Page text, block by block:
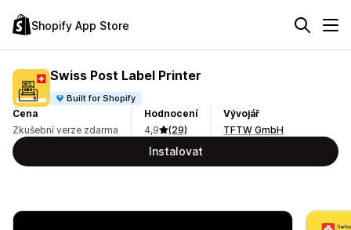
Shopify App Store
Swiss Post Label Printer
Built for Shopify
Cena
Zkušební verze zdarma
Hodnocení
4,9
(29)
Vývojář
TFTW GmbH
Instalovat